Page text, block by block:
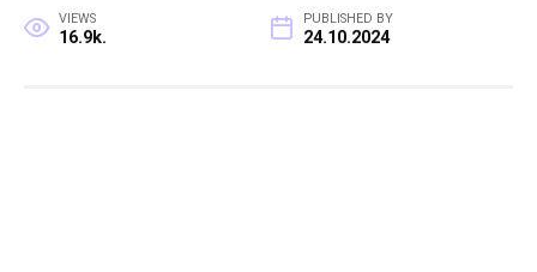
VIEWS
16.9k.
PUBLISHED BY
24.10.2024